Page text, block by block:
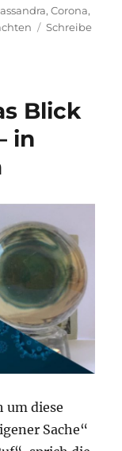
,Corona,
Schreibe
Blick
in
um diese
Sache“